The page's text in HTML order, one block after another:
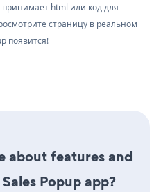
html или код для
страницу в реальном
появится!
about features and
Popup app?